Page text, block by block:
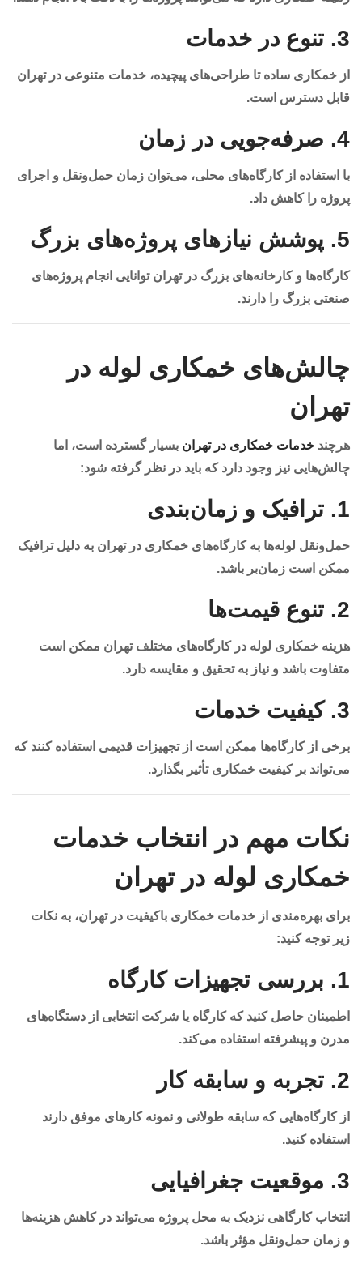
3. تنوع در خدمات
از خمکاری ساده تا طراحی‌های پیچیده، خدمات متنوعی در تهران
قابل دسترس است.
4. صرفه‌جویی در زمان
با استفاده از کارگاه‌های محلی، می‌توان زمان حمل‌ونقل و اجرای
پروژه را کاهش داد.
5. پوشش نیازهای پروژه‌های بزرگ
کارگاه‌ها و کارخانه‌های بزرگ در تهران توانایی انجام پروژه‌های
صنعتی بزرگ را دارند.
چالش‌های خمکاری لوله در
تهران
هرچند خدمات خمکاری در تهران بسیار گسترده است، اما
چالش‌هایی نیز وجود دارد که باید در نظر گرفته شود:
1. ترافیک و زمان‌بندی
حمل‌ونقل لوله‌ها به کارگاه‌های خمکاری در تهران به دلیل ترافیک
ممکن است زمان‌بر باشد.
2. تنوع قیمت‌ها
هزینه خمکاری لوله در کارگاه‌های مختلف تهران ممکن است
متفاوت باشد و نیاز به تحقیق و مقایسه دارد.
3. کیفیت خدمات
برخی از کارگاه‌ها ممکن است از تجهیزات قدیمی استفاده کنند که
می‌تواند بر کیفیت خمکاری تأثیر بگذارد.
نکات مهم در انتخاب خدمات
خمکاری لوله در تهران
برای بهره‌مندی از خدمات خمکاری باکیفیت در تهران، به نکات
زیر توجه کنید:
1. بررسی تجهیزات کارگاه
اطمینان حاصل کنید که کارگاه یا شرکت انتخابی از دستگاه‌های
مدرن و پیشرفته استفاده می‌کند.
2. تجربه و سابقه کار
از کارگاه‌هایی که سابقه طولانی و نمونه کارهای موفق دارند
استفاده کنید.
3. موقعیت جغرافیایی
انتخاب کارگاهی نزدیک به محل پروژه می‌تواند در کاهش هزینه‌ها
و زمان حمل‌ونقل مؤثر باشد.